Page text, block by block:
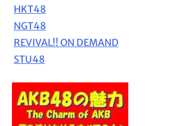
HKT48
NGT48
REVIVAL!! ON DEMAND
STU48